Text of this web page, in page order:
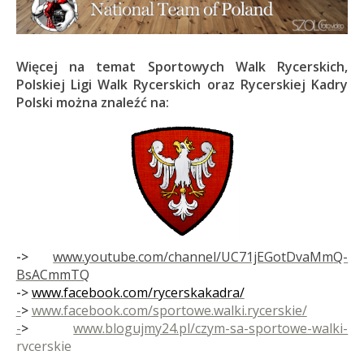
Więcej na temat Sportowych Walk Rycerskich,
Polskiej Ligi Walk Rycerskich oraz Rycerskiej Kadry
Polski można znaleźć na:
->www.youtube.com/channel/UC71jEGotDvaMmQ-
BsACmmTQ
->www.facebook.com/rycerskakadra/
->www.facebook.com/sportowe.walki.rycerskie/
->www.blogujmy24.pl/czym-sa-sportowe-walki-
rycerskie